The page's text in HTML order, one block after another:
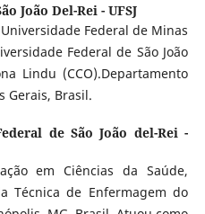
João Del-Rei - UFSJ
Federal de Minas
Federal de São João
Lindu (CCO).Departamento
Gerais, Brasil.
de São João del-Rei -
em Ciências da Saúde,
Técnica de Enfermagem do